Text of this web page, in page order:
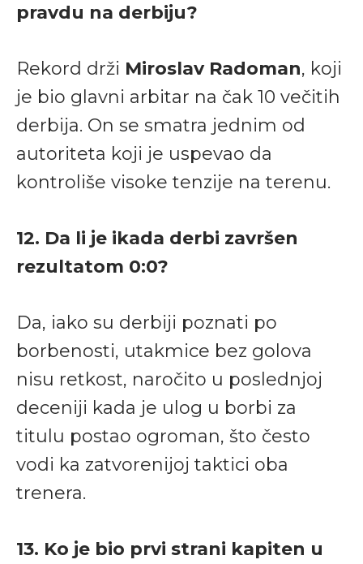
pravdu na derbiju?
Rekord drži Miroslav Radoman, koji
je bio glavni arbitar na čak 10 večitih
derbija. On se smatra jednim od
autoriteta koji je uspevao da
kontroliše visoke tenzije na terenu.
12. Da li je ikada derbi završen
rezultatom 0:0?
Da, iako su derbiji poznati po
borbenosti, utakmice bez golova
nisu retkost, naročito u poslednjoj
deceniji kada je ulog u borbi za
titulu postao ogroman, što često
vodi ka zatvorenijoj taktici oba
trenera.
13. Ko je bio prvi strani kapiten u